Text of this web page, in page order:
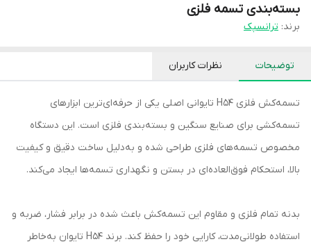
بسته‌بندی تسمه فلزی
برند: ترانسپک
توضیحات نظرات کاربران
تسمه‌کش فلزی H54 تایوانی اصلی یکی از حرفه‌ای‌ترین ابزارهای
تسمه‌کشی برای صنایع سنگین و بسته‌بندی فلزی است. این دستگاه
مخصوص تسمه‌های فلزی طراحی شده و به‌دلیل ساخت دقیق و کیفیت
بالا، استحکام فوق‌العاده‌ای در بستن و نگهداری تسمه‌ها ایجاد می‌کند.
بدنه تمام فلزی و مقاوم این تسمه‌کش باعث شده در برابر فشار، ضربه و
استفاده طولانی‌مدت، کارایی خود را حفظ کند. برند H54 تایوان به‌خاطر